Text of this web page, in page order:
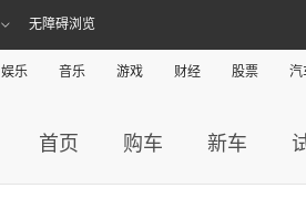
无障碍浏览
娱乐 音乐 游戏 财经 股票 汽
首页 购车 新车